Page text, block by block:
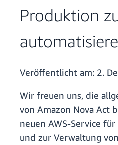
Produktion
Veröffentlicht am: 2.
Wir freuen uns, die
von Amazon Nova Act
neuen AWS-Service
und zur Verwaltung